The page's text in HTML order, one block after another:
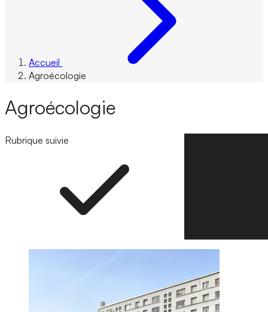
Accueil
Agroécologie
Agroécologie
Rubrique suivie